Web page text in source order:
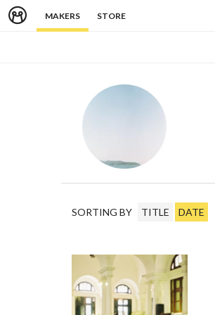
MAKERS STORE
SORTING BY TITLE DATE